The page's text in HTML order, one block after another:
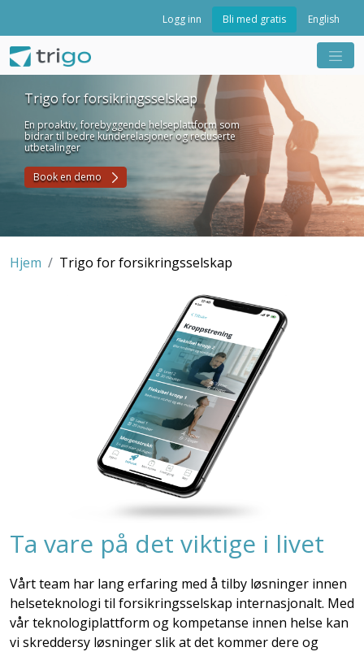
Logg inn Bli med gratis English
Trigo for forsikringsselskap
En proaktiv, forebyggende helseplattform som
bidrar til bedre kunderelasjoner og reduserte
utbetalinger
Book en demo
Hjem Trigo for forsikringsselskap
Ta vare på det viktige i livet
Vårt team har lang erfaring med å tilby løsninger innen
helseteknologi til forsikringsselskap internasjonalt. Med
vår teknologiplattform og kompetanse innen helse kan
vi skreddersy løsninger slik at det kommer dere og